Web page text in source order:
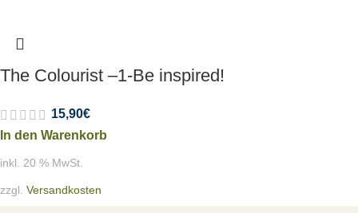
The Colourist –1-Be inspired!
15,90€
In den Warenkorb
inkl. 20 % MwSt.
zzgl. Versandkosten